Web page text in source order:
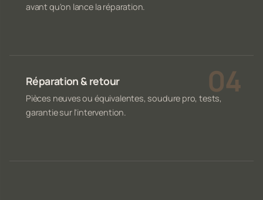
avant qu'on lance la réparation.
Réparation & retour
Pièces neuves ou équivalentes, soudure pro, tests,
garantie sur l'intervention.